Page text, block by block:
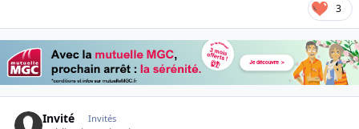
3
Invité Invités